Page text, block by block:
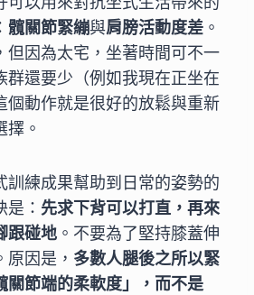
髖關節緊繃與肩膀活動度差 。
但因為太宅，坐著時間可不一
群還要少（例如我現在正坐在
個動作就是很好的放鬆與重新
。
訓練成果幫助到日常的姿勢的
： 先求下背可以打直，再來
跟碰地 。不要為了堅持膝蓋伸
因是， 多數人腿後之所以緊
關節端的柔軟度」，而不是